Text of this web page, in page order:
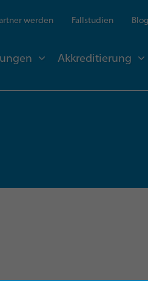
werden Fallstudien Blog
Akkreditierung